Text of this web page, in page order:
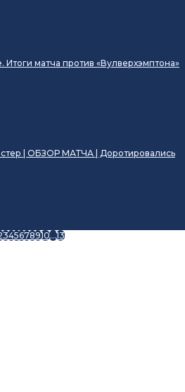
матча против «Вулверхэмптона»
| ОБЗОР МАТЧА | Доротировались
345678910...13